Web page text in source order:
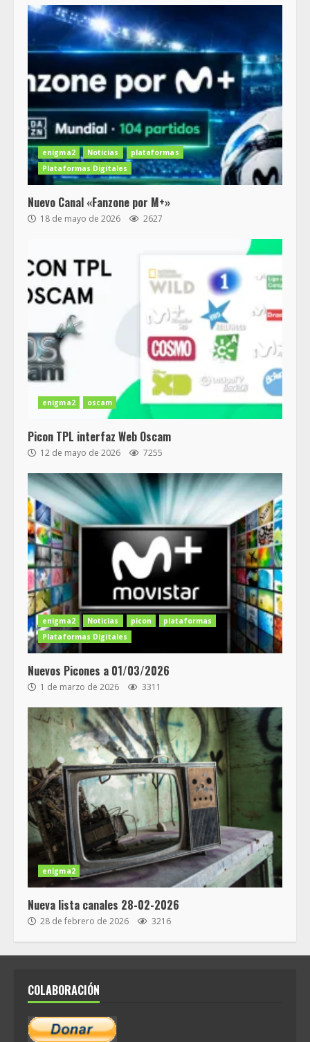
enigma2 Noticias
plataformas
Plataformas Digitales
Nuevo Canal «Fanzone por M+»
18 de mayo de 2026 2627
enigma2 oscam
Picon TPL interfaz Web Oscam
12 de mayo de 2026 7255
enigma2 Noticias picon
plataformas
Plataformas Digitales
Nuevos Picones a 01/03/2026
1 de marzo de 2026 3311
enigma2
Nueva lista canales 28-02-2026
28 de febrero de 2026 3216
COLABORACIÓN